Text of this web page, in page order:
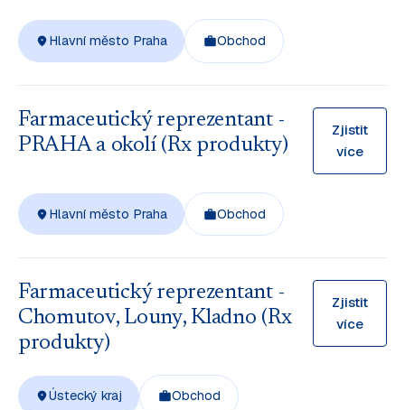
Hlavní město Praha Obchod
Farmaceutický reprezentant -
PRAHA a okolí (Rx produkty)
Zjistit
více
Hlavní město Praha Obchod
Farmaceutický reprezentant -
Chomutov, Louny, Kladno (Rx
produkty)
Zjistit
více
Ústecký kraj Obchod